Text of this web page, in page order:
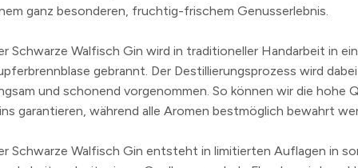
für öffentliche Räume
Neuendorf
Bundestagswahl 2021
Allgemeine Bekanntmachungen
Archiv
Eigenbetrieb Abwasser und Eigenbetrieb
Seniorenbeirat
Teilhabe
ganz besonderen, fruchtig-frischem Genusserlebnis.
Schwarze Walfisch Gin wird in traditioneller Handarbeit in
gebrannt. Der Destillierungsprozess wird
und schonend vorgenommen. So können wir die hohe
garantieren, während alle Aromen bestmöglich bewahrt
Schwarze Walfisch Gin entsteht in limitierten Auflagen in